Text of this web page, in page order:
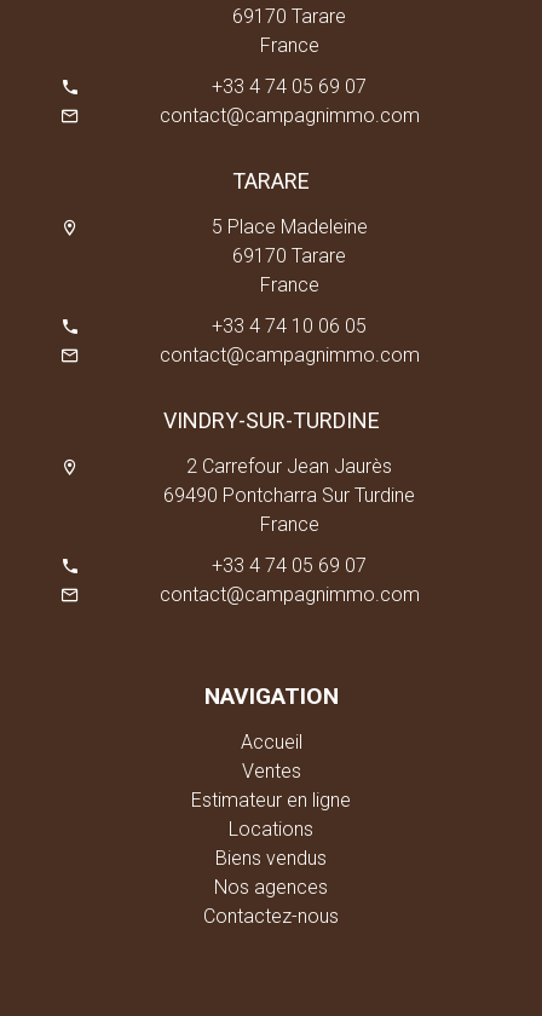
69170 Tarare
France
+33 4 74 05 69 07
contact@campagnimmo.com
TARARE
5 Place Madeleine
69170 Tarare
France
+33 4 74 10 06 05
contact@campagnimmo.com
VINDRY-SUR-TURDINE
2 Carrefour Jean Jaurès
69490 Pontcharra Sur Turdine
France
+33 4 74 05 69 07
contact@campagnimmo.com
NAVIGATION
Accueil
Ventes
Estimateur en ligne
Locations
Biens vendus
Nos agences
Contactez-nous